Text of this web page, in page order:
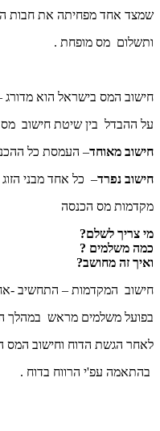
שמצד אחד מפחיתה את חבות
ותשלום מס מופחת .
חישוב המס בישראל הוא מדורג
על ההבדל בין שיטת חישוב מס
חישוב מאוחד– העמסת כל
חישוב נפרד– כל אחד מבני
מקדמות מס הכנסה
מי צריך לשלם?
כמה משלמים ?
ואיך זה מחושב?
חישוב המקדמות – התחשיב -
בפועל משלמים מראש במהלך
לאחר הגשת הדוח וחישוב המס
בהתאמה עפ'י הרווח בדוח .